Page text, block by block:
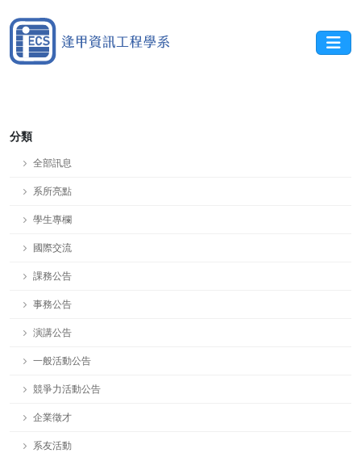
分類
全部訊息
系所亮點
學生專欄
國際交流
課務公告
事務公告
演講公告
一般活動公告
競爭力活動公告
企業徵才
系友活動